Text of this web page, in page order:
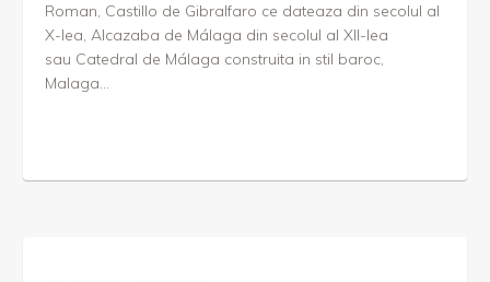
Roman, Castillo de Gibralfaro ce dateaza din secolul al
X-lea, Alcazaba de Málaga din secolul al XII-lea
sau Catedral de Málaga construita in stil baroc,
Malaga...